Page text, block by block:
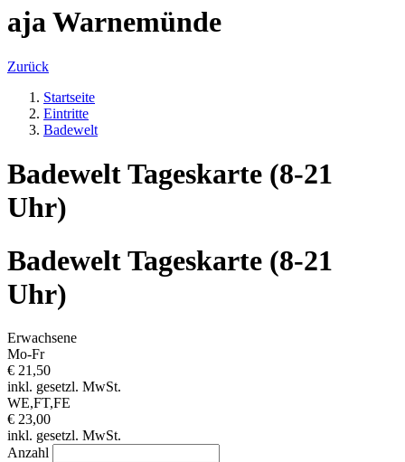
aja Warnemünde
Zurück
Startseite
Eintritte
Badewelt
Badewelt Tageskarte (8-21
Uhr)
Badewelt Tageskarte (8-21
Uhr)
Erwachsene
Mo-Fr
€ 21,50
inkl. gesetzl. MwSt.
WE,FT,FE
€ 23,00
inkl. gesetzl. MwSt.
Anzahl